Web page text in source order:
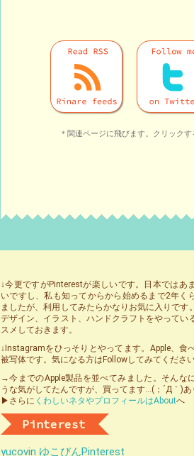
＊関連ページに飛びます。クリック
↓今更ですがPinterestが楽しいです。日本ではあ
いですし、私も知ってからから始めるまで2年く
ましたが、利用してみたらかなりお気に入りです
デザイン、イラスト、ハンドクラフトをやってい
スメしておきます。
↓Instagramをひっそりとやってます。Apple、食
被写体です。気になる方はFollowしてみてください
→今までのApple製品を並べてみました。そんな
うな気がしてたんですが、買ってます…(；´Д｀)あ
▶さらに くわしいネタやプロフィールはAboutへ
Pinterest
yucovin ゆこびんPinterest